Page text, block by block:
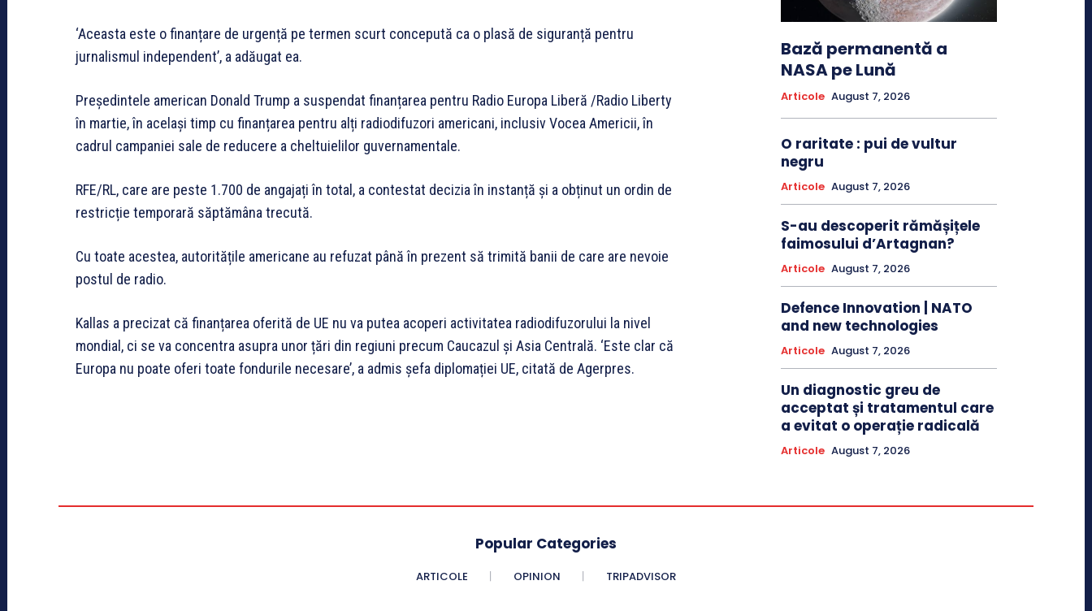
‘Aceasta este o finanțare de urgență pe termen scurt concepută ca o plasă de siguranță pentru
jurnalismul independent’, a adăugat ea.
Președintele american Donald Trump a suspendat finanțarea pentru Radio Europa Liberă /Radio Liberty
în martie, în același timp cu finanțarea pentru alți radiodifuzori americani, inclusiv Vocea Americii, în
cadrul campaniei sale de reducere a cheltuielilor guvernamentale.
RFE/RL, care are peste 1.700 de angajați în total, a contestat decizia în instanță și a obținut un ordin de
restricție temporară săptămâna trecută.
Cu toate acestea, autoritățile americane au refuzat până în prezent să trimită banii de care are nevoie
postul de radio.
Kallas a precizat că finanțarea oferită de UE nu va putea acoperi activitatea radiodifuzorului la nivel
mondial, ci se va concentra asupra unor țări din regiuni precum Caucazul și Asia Centrală. ‘Este clar că
Europa nu poate oferi toate fondurile necesare’, a admis șefa diplomației UE, citată de Agerpres.
Bază permanentă a
NASA pe Lună
Articole August 7, 2026
O raritate : pui de vultur
negru
Articole August 7, 2026
S-au descoperit rămășițele
faimosului d’Artagnan?
Articole August 7, 2026
Defence Innovation | NATO
and new technologies
Articole August 7, 2026
Un diagnostic greu de
acceptat și tratamentul care
a evitat o operație radicală
Articole August 7, 2026
Popular Categories
ARTICOLE OPINION TRIPADVISOR